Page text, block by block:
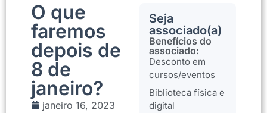
O que
faremos
depois de
8 de
janeiro?
janeiro 16, 2023
Seja
associado(a)
Benefícios do
associado:
Desconto em
cursos/eventos
Biblioteca física e
digital